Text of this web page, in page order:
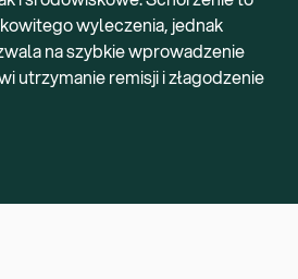
wyleczenia, jednak
na szybkie wprowadzenie
utrzymanie remisji i złagodzenie